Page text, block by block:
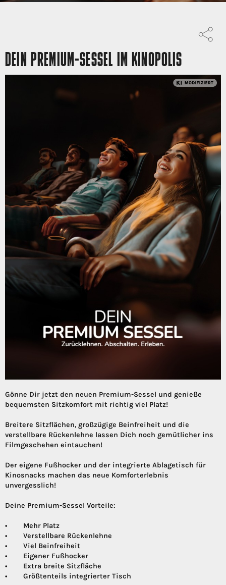
DEIN PREMIUM-SESSEL IM KINOPOLIS
Gönne Dir jetzt den neuen Premium-Sessel und genieße
bequemsten Sitzkomfort mit richtig viel Platz!
Breitere Sitzflächen, großzügige Beinfreiheit und die
verstellbare Rückenlehne lassen Dich noch gemütlicher ins
Filmgeschehen eintauchen!
Der eigene Fußhocker und der integrierte Ablagetisch für
Kinosnacks machen das neue Komforterlebnis
unvergesslich!
Deine Premium-Sessel Vorteile:
• Mehr Platz
• Verstellbare Rückenlehne
• Viel Beinfreiheit
• Eigener Fußhocker
• Extra breite Sitzfläche
• Größtenteils integrierter Tisch